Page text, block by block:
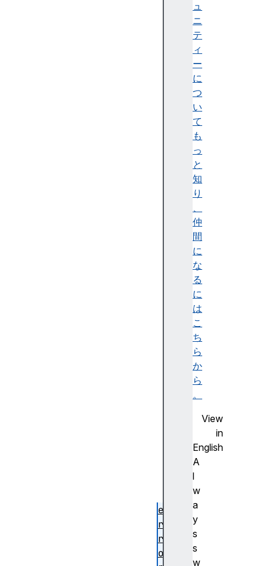
ュ
ニ
テ
ィ
ー
に
つ
い
て
も
っ
と
知
り
、
仲
間
に
な
る
に
は
こ
ち
ら
か
ら
。
View
in
English
A
l
w
a
y
s
s
w
e
r
r
o